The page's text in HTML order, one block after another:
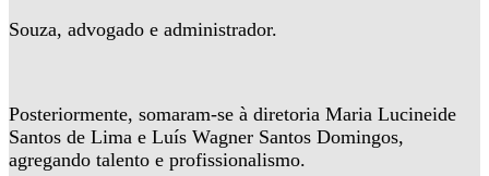
Souza, advogado e administrador.
Posteriormente, somaram-se à diretoria Maria Lucineide
Santos de Lima e Luís Wagner Santos Domingos,
agregando talento e profissionalismo.